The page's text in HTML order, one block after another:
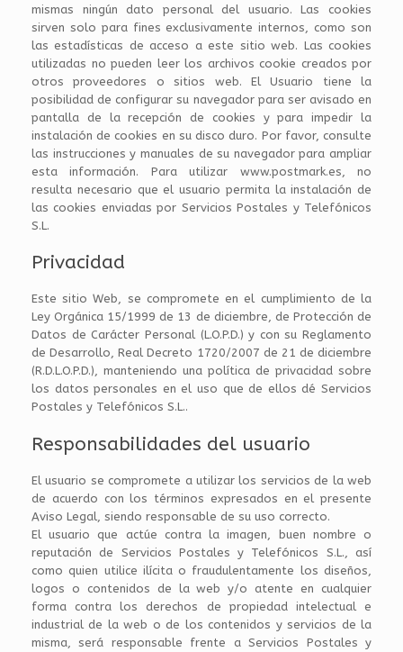
mismas ningún dato personal del usuario. Las cookies
sirven solo para fines exclusivamente internos, como son
las estadísticas de acceso a este sitio web. Las cookies
utilizadas no pueden leer los archivos cookie creados por
otros proveedores o sitios web. El Usuario tiene la
posibilidad de configurar su navegador para ser avisado en
pantalla de la recepción de cookies y para impedir la
instalación de cookies en su disco duro. Por favor, consulte
las instrucciones y manuales de su navegador para ampliar
esta información. Para utilizar www.postmark.es, no
resulta necesario que el usuario permita la instalación de
las cookies enviadas por Servicios Postales y Telefónicos
S.L.
Privacidad
Este sitio Web, se compromete en el cumplimiento de la
Ley Orgánica 15/1999 de 13 de diciembre, de Protección de
Datos de Carácter Personal (L.O.P.D.) y con su Reglamento
de Desarrollo, Real Decreto 1720/2007 de 21 de diciembre
(R.D.L.O.P.D.), manteniendo una política de privacidad sobre
los datos personales en el uso que de ellos dé Servicios
Postales y Telefónicos S.L..
Responsabilidades del usuario
El usuario se compromete a utilizar los servicios de la web
de acuerdo con los términos expresados en el presente
Aviso Legal, siendo responsable de su uso correcto.
El usuario que actúe contra la imagen, buen nombre o
reputación de Servicios Postales y Telefónicos S.L., así
como quien utilice ilícita o fraudulentamente los diseños,
logos o contenidos de la web y/o atente en cualquier
forma contra los derechos de propiedad intelectual e
industrial de la web o de los contenidos y servicios de la
misma, será responsable frente a Servicios Postales y